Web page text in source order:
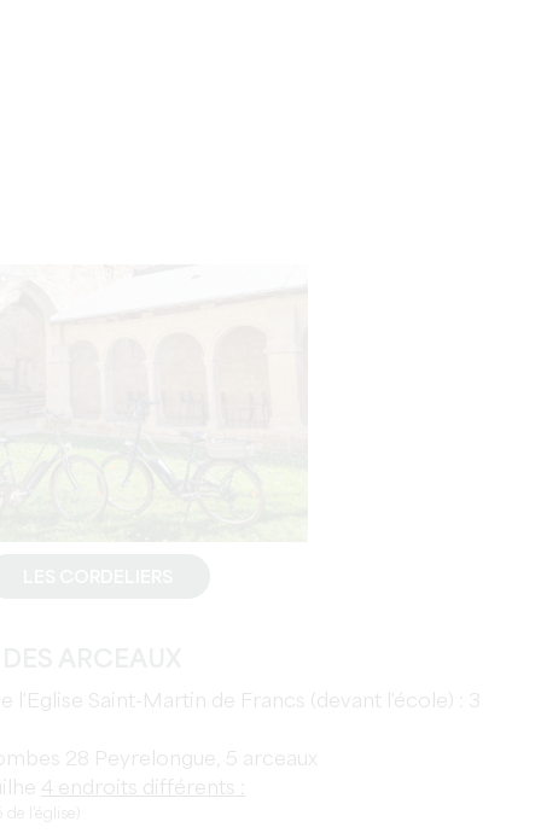
l'Eglise Saint-Martin de Francs (devant l'école) : 3
28 Peyrelongue, 5 arceaux
4 endroits différents :